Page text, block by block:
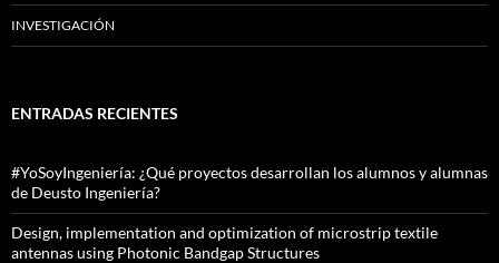
INVESTIGACIÓN
ENTRADAS RECIENTES
#YoSoyIngeniería: ¿Qué proyectos desarrollan los alumnos y alumnas
de Deusto Ingeniería?
Design, implementation and optimization of microstrip textile
antennas using Photonic Bandgap Structures